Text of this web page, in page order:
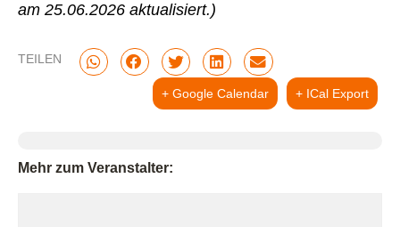
am 25.06.2026 aktualisiert.)
TEILEN
+ Google Calendar + ICal Export
Mehr zum Veranstalter: